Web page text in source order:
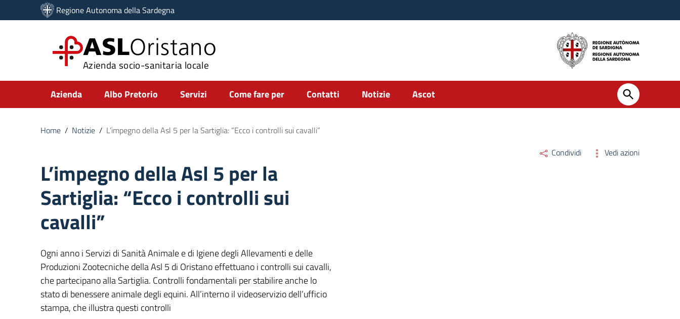
Vai ai contenuti
Vai al menu di navigazione
Regione Autonoma della Sardegna
ASLOristano
Azienda socio-sanitaria locale
Submenu
Azienda Albo Pretorio Servizi Come fare per Contatti Notizie Ascot
Home / Notizie / L’impegno della Asl 5 per la Sartiglia: “Ecco i controlli sui cavalli”
L’impegno della Asl 5 per la
Sartiglia: “Ecco i controlli sui
cavalli”
Ogni anno i Servizi di Sanità Animale e di Igiene degli Allevamenti e delle
Produzioni Zootecniche della Asl 5 di Oristano effettuano i controlli sui cavalli,
che partecipano alla Sartiglia. Controlli fondamentali per stabilire anche lo
stato di benessere animale degli equini. All’interno il videoservizio dell’ufficio
stampa, che illustra questi controlli
Condividi Vedi azioni